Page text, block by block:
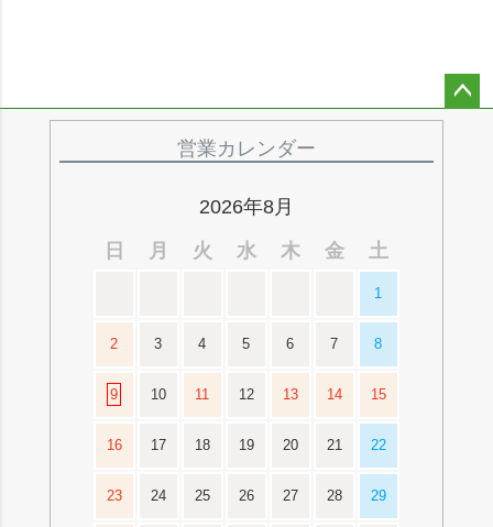
営業カレンダー
2026年8月
日
月 火 水 木 金 土
1
2 3 4 5 6 7 8
9 10 11 12 13 14 15
16 17 18 19 20 21 22
23 24 25 26 27 28 29